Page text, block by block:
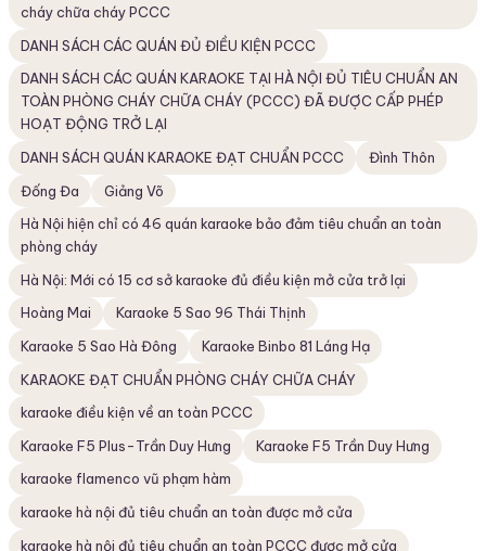
cháy chữa cháy PCCC
DANH SÁCH CÁC QUÁN ĐỦ ĐIỀU KIỆN PCCC
DANH SÁCH CÁC QUÁN KARAOKE TẠI HÀ NỘI ĐỦ TIÊU CHUẨN AN
TOÀN PHÒNG CHÁY CHỮA CHÁY (PCCC) ĐÃ ĐƯỢC CẤP PHÉP
HOẠT ĐỘNG TRỞ LẠI
DANH SÁCH QUÁN KARAOKE ĐẠT CHUẨN PCCC
Đình Thôn
Đống Đa
Giảng Võ
Hà Nội hiện chỉ có 46 quán karaoke bảo đảm tiêu chuẩn an toàn
phòng cháy
Hà Nội: Mới có 15 cơ sở karaoke đủ điều kiện mở cửa trở lại
Hoàng Mai
Karaoke 5 Sao 96 Thái Thịnh
Karaoke 5 Sao Hà Đông
Karaoke Binbo 81 Láng Hạ
KARAOKE ĐẠT CHUẨN PHÒNG CHÁY CHỮA CHÁY
karaoke điều kiện về an toàn PCCC
Karaoke F5 Plus-Trần Duy Hưng
Karaoke F5 Trần Duy Hưng
karaoke flamenco vũ phạm hàm
karaoke hà nội đủ tiêu chuẩn an toàn được mở cửa
karaoke hà nội đủ tiêu chuẩn an toàn PCCC được mở cửa